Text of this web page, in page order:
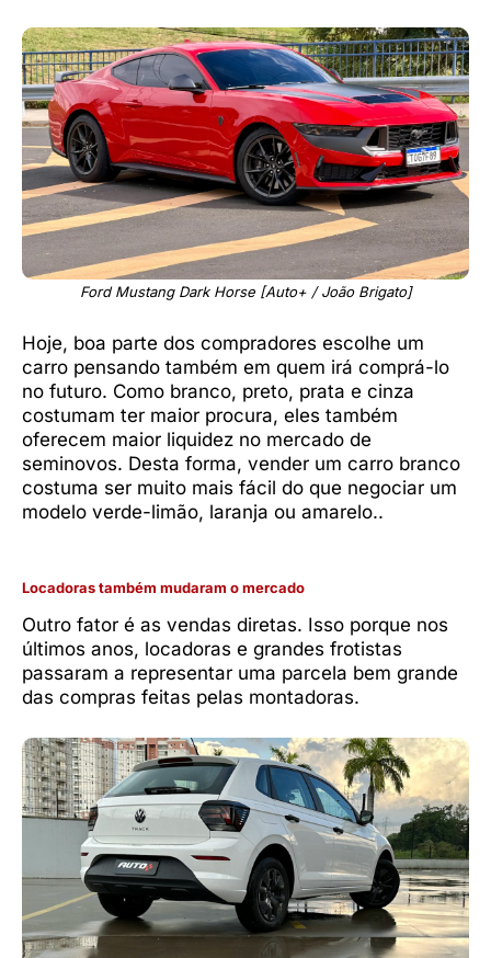
Ford Mustang Dark Horse [Auto+ / João Brigato]
Hoje, boa parte dos compradores escolhe um
carro pensando também em quem irá comprá-lo
no futuro. Como branco, preto, prata e cinza
costumam ter maior procura, eles também
oferecem maior liquidez no mercado de
seminovos. Desta forma, vender um carro branco
costuma ser muito mais fácil do que negociar um
modelo verde-limão, laranja ou amarelo..
Locadoras também mudaram o mercado
Outro fator é as vendas diretas. Isso porque nos
últimos anos, locadoras e grandes frotistas
passaram a representar uma parcela bem grande
das compras feitas pelas montadoras.